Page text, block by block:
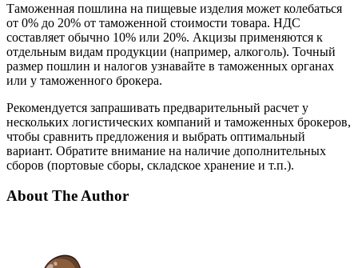
Таможенная пошлина на пищевые изделия может колебаться
от 0% до 20% от таможенной стоимости товара. НДС
составляет обычно 10% или 20%. Акцизы применяются к
отдельным видам продукции (например, алкоголь). Точный
размер пошлин и налогов узнавайте в таможенных органах
или у таможенного брокера.
Рекомендуется запрашивать предварительный расчет у
нескольких логистических компаний и таможенных брокеров,
чтобы сравнить предложения и выбрать оптимальный
вариант. Обратите внимание на наличие дополнительных
сборов (портовые сборы, складское хранение и т.п.).
About The Author